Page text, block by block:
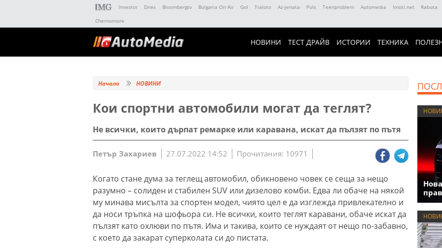
Investor Dnes Bloombergtv Bulgaria On Air Gol Tialoto Az-jenata Puls Teenproblem Automedia Imoti.net Rabota
Chernomore
НОВИНИ ТЕСТ ДРАЙВ ИСТОРИИ ТЕХНИКА
Начало НОВИНИ
Кои спортни автомобили могат да теглят?
Не всички, които дърпат ремарке или каравана, искат да пълзят по пътя
Петър Захариев 27.07.2022 14:52 Прочитания: 10971
Когато стане дума за теглещ автомобил, обикновено човек се сеща за нещо
разумно – солиден и стабилен SUV или дизелово комби. Едва ли обаче на някой
му минава мисълта за спортен модел, чиято цел е да изглежда привлекателно и
да носи тръпка на шофьора си. Не всички, които теглят каравани, обаче искат да
пълзят като охлюви по пътя. Има и такива, които се нуждаят от нещо по-забавно,
с което да закарат суперколата си до пистата.